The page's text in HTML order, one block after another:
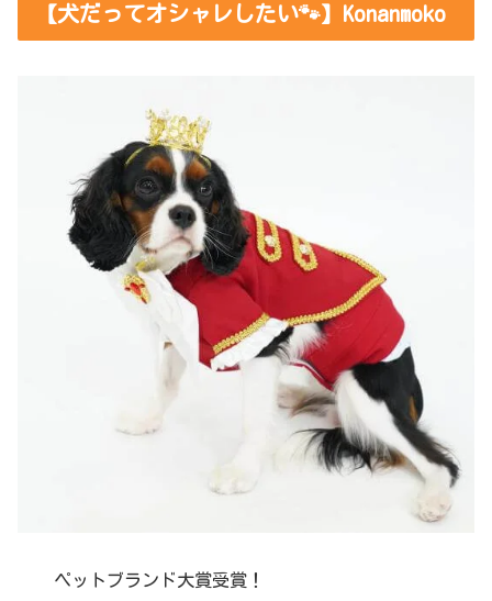
【犬だってオシャレしたい🐾】Konanmoko
ペットブランド大賞受賞！